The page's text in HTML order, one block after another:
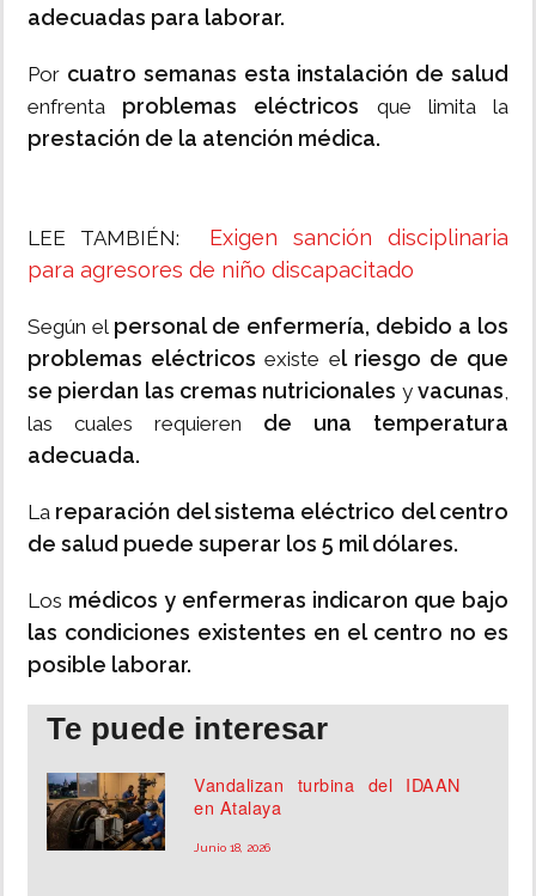
adecuadas para laborar.
Por cuatro semanas esta instalación de salud
enfrenta problemas eléctricos que limita la
prestación de la atención médica.
LEE TAMBIÉN: Exigen sanción disciplinaria
para agresores de niño discapacitado
Según el personal de enfermería, debido a los
problemas eléctricos existe el riesgo de que
se pierdan las cremas nutricionales yvacunas,
las cuales requieren de una temperatura
adecuada.
La reparación del sistema eléctrico del centro
de salud puede superar los 5 mil dólares.
Los médicos y enfermeras indicaron que bajo
las condiciones existentes en el centro no es
posible laborar.
Te puede interesar
Vandalizan turbina del IDAAN
en Atalaya
Junio 18, 2026